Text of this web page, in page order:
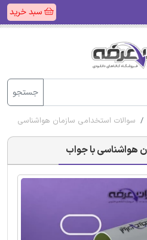
سبد خرید
جستجو
سوالات استخدامی سازمان هواشناسی با
هواشناسی با جواب